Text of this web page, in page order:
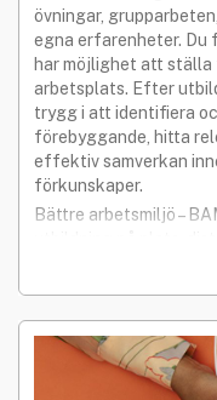
övningar,
egna erfarenheter. Du
har möjlighet att
arbetsplats. Efter
trygg i att identifiera
förebyggande, hitta
effektiv samverkan
förkunskaper.
Bättre arbetsmiljö –